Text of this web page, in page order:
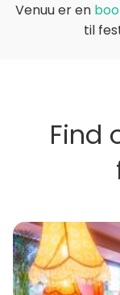
Venuu er en
til
Find